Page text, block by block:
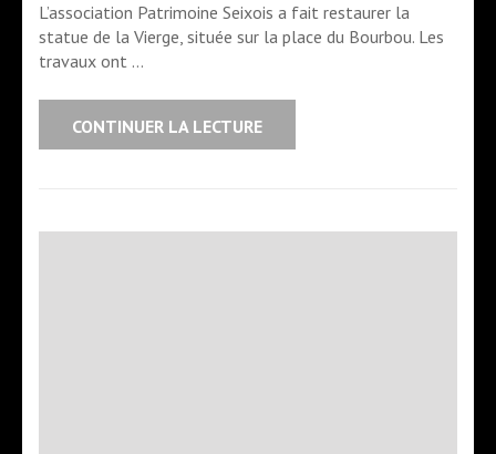
L’association Patrimoine Seixois a fait restaurer la
statue de la Vierge, située sur la place du Bourbou. Les
travaux ont …
CONTINUER LA LECTURE